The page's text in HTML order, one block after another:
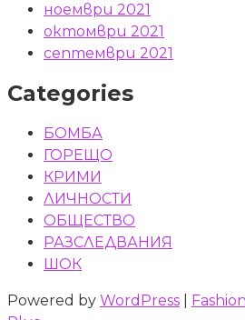
ноември 2021
октомври 2021
септември 2021
Categories
БОМБА
ГОРЕЩО
КРИМИ
ЛИЧНОСТИ
ОБЩЕСТВО
РАЗСЛЕДВАНИЯ
ШОК
Powered by WordPress